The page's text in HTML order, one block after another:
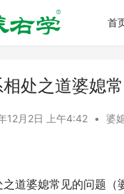
首
处之道婆媳
12月2日 上午4:42 • 婆
道婆媳常见的问题（